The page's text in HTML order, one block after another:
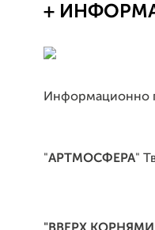
+
Информационно
"АРТМОСФЕРА"